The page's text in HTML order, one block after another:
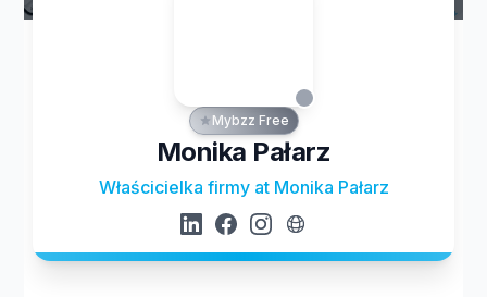
Mybzz Free
Monika Pałarz
Właścicielka firmy at Monika Pałarz